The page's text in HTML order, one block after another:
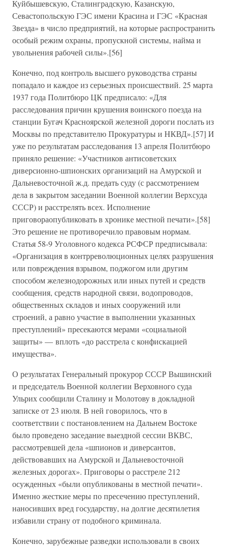
Куйбышевскую, Сталинградскую, Казанскую,
Севастопольскую ГЭС имени Красина и ГЭС «Красная
Звезда» в число предприятий, на которые распространить
особый режим охраны, пропускной системы, найма и
увольнения рабочей силы».[56]
Конечно, под контроль высшего руководства страны
попадало и каждое из серьезных происшествий. 25 марта
1937 года Политбюро ЦК предписало: «Для
расследования причин крушения воинского поезда на
станции Бугач Красноярской железной дороги послать из
Москвы по представителю Прокуратуры и НКВД».[57] И
уже по результатам расследования 13 апреля Политбюро
приняло решение: «Участников антисоветских
диверсионно-шпионских организаций на Амурской и
Дальневосточной ж.д. предать суду (с рассмотрением
дела в закрытом заседании Военной коллегии Верхсуда
СССР) и расстрелять всех. Исполнение
приговораопубликовать в хронике местной печати».[58]
Это решение не противоречило правовым нормам.
Статья 58-9 Уголовного кодекса РСФСР предписывала:
«Организация в контрреволюционных целях разрушения
или повреждения взрывом, поджогом или другим
способом железнодорожных или иных путей и средств
сообщения, средств народной связи, водопроводов,
общественных складов и иных сооружений или
строений, а равно участие в выполнении указанных
преступлений» пресекаются мерами «социальной
защиты» — вплоть «до расстрела с конфискацией
имущества».
О результатах Генеральный прокурор СССР Вышинский
и председатель Военной коллегии Верховного суда
Ульрих сообщили Сталину и Молотову в докладной
записке от 23 июля. В ней говорилось, что в
соответствии с постановлением на Дальнем Востоке
было проведено заседание выездной сессии ВКВС,
рассмотревшей дела «шпионов и диверсантов,
действовавших на Амурской и Дальневосточной
железных дорогах». Приговоры о расстреле 212
осужденных «были опубликованы в местной печати».
Именно жесткие меры по пресечению преступлений,
наносивших вред государству, на долгие десятилетия
избавили страну от подобного криминала.
Конечно, зарубежные разведки использовали в своих